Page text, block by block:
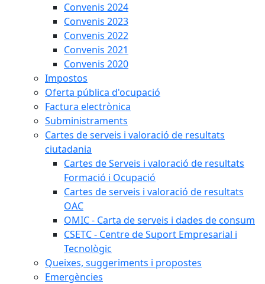
Convenis 2024
Convenis 2023
Convenis 2022
Convenis 2021
Convenis 2020
Impostos
Oferta pública d'ocupació
Factura electrònica
Subministraments
Cartes de serveis i valoració de resultats
ciutadania
Cartes de Serveis i valoració de resultats
Formació i Ocupació
Cartes de serveis i valoració de resultats
OAC
OMIC - Carta de serveis i dades de consum
CSETC - Centre de Suport Empresarial i
Tecnològic
Queixes, suggeriments i propostes
Emergències